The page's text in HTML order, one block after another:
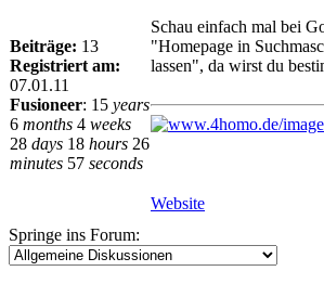
Beiträge: 13
Registriert am:
07.01.11
Fusioneer: 15 years
6 months 4 weeks
28 days 18 hours 26
minutes 57 seconds
Schau einfach mal bei
"Homepage in
lassen", da wirst du
Website
Springe ins Forum: